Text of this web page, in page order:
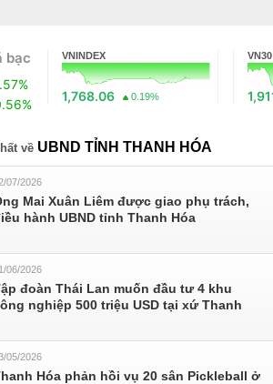
bạc VNINDEX
1,768.06 0.19%
VN30
về UBND TỈNH THANH HÓA
07/2026
Mai Xuân Liêm được giao phụ trách,
hành UBND tỉnh Thanh Hóa
06/2026
đoàn Thái Lan muốn đầu tư 4 khu
nghiệp 500 triệu USD tại xứ Thanh
05/2026
Hóa phản hồi vụ 20 sân Pickleball ở